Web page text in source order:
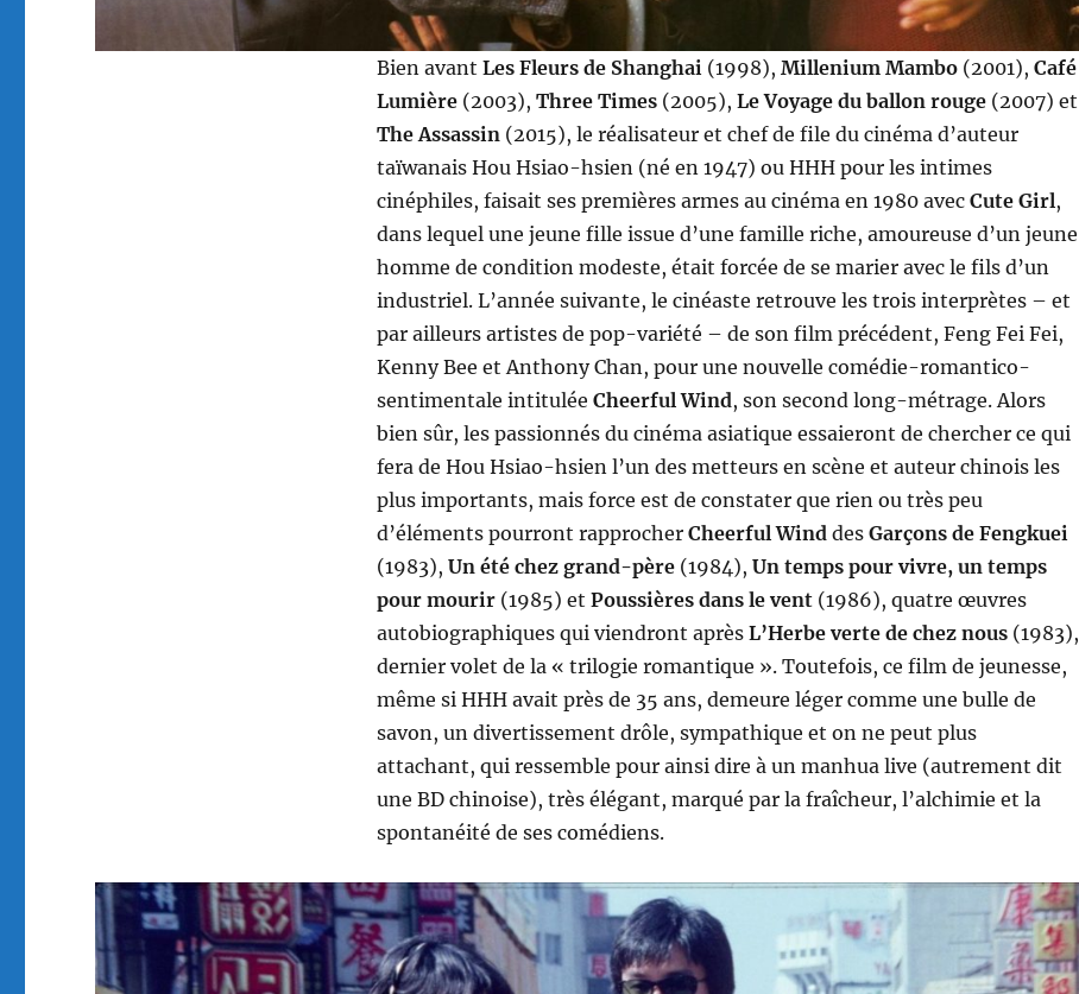
Bien avant Les Fleurs de Shanghai(1998), Millenium Mambo(2001), Café
Lumière(2003), Three Times(2005), Le Voyage du ballon rouge(2007) et
The Assassin(2015), le réalisateur et chef de file du cinéma d’auteur
taïwanais Hou Hsiao-hsien (né en 1947) ou HHH pour les intimes
cinéphiles, faisait ses premières armes au cinéma en 1980 avec Cute Girl,
dans lequel une jeune fille issue d’une famille riche, amoureuse d’un jeune
homme de condition modeste, était forcée de se marier avec le fils d’un
industriel. L’année suivante, le cinéaste retrouve les trois interprètes – et
par ailleurs artistes de pop-variété – de son film précédent, Feng Fei Fei,
Kenny Bee et Anthony Chan, pour une nouvelle comédie-romantico-
sentimentale intitulée Cheerful Wind, son second long-métrage. Alors
bien sûr, les passionnés du cinéma asiatique essaieront de chercher ce qui
fera de Hou Hsiao-hsien l’un des metteurs en scène et auteur chinois les
plus importants, mais force est de constater que rien ou très peu
d’éléments pourront rapprocher Cheerful Wind des Garçons de Fengkuei
(1983), Un été chez grand-père(1984), Un temps pour vivre, un temps
pour mourir(1985) et Poussières dans le vent(1986), quatre œuvres
autobiographiques qui viendront après L’Herbe verte de chez nous(1983),
dernier volet de la « trilogie romantique ». Toutefois, ce film de jeunesse,
même si HHH avait près de 35 ans, demeure léger comme une bulle de
savon, un divertissement drôle, sympathique et on ne peut plus
attachant, qui ressemble pour ainsi dire à un manhua live (autrement dit
une BD chinoise), très élégant, marqué par la fraîcheur, l’alchimie et la
spontanéité de ses comédiens.